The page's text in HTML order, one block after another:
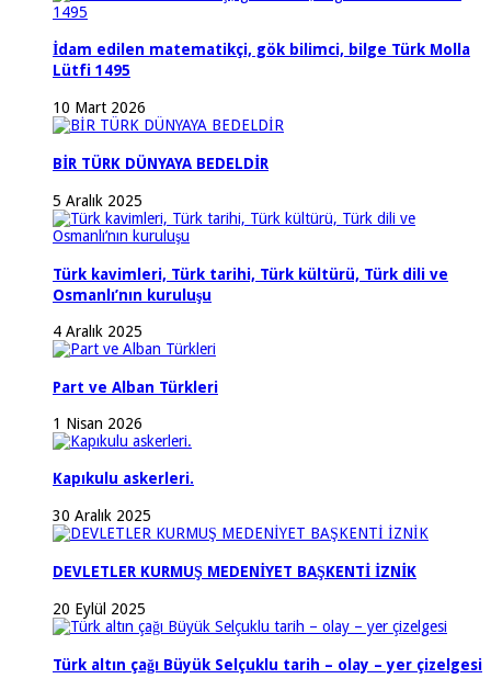
İdam edilen matematikçi, gök bilimci, bilge Türk Molla
Lütfi 1495
10 Mart 2026
BİR TÜRK DÜNYAYA BEDELDİR
5 Aralık 2025
Türk kavimleri, Türk tarihi, Türk kültürü, Türk dili ve
Osmanlı’nın kuruluşu
4 Aralık 2025
Part ve Alban Türkleri
1 Nisan 2026
Kapıkulu askerleri.
30 Aralık 2025
DEVLETLER KURMUŞ MEDENİYET BAŞKENTİ İZNİK
20 Eylül 2025
Türk altın çağı Büyük Selçuklu tarih – olay – yer çizelgesi